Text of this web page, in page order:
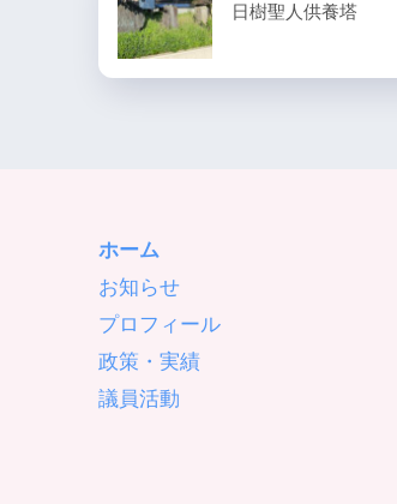
日樹聖人供養塔
ホーム
お知らせ
プロフィール
政策・実績
議員活動